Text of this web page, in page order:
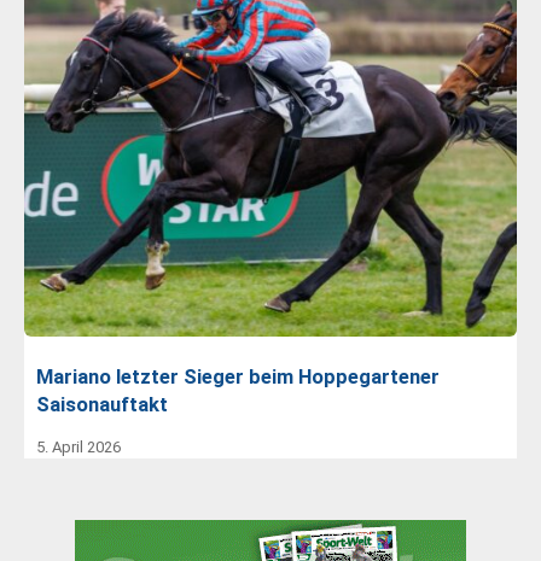
Mariano letzter Sieger beim Hoppegartener
Saisonauftakt
5. April 2026